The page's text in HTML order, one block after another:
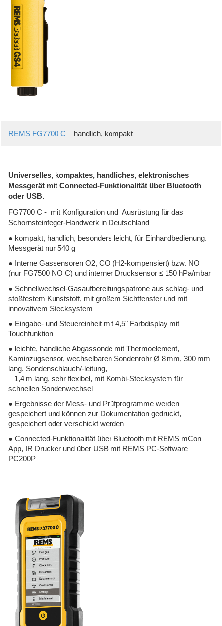
REMS FG7700 C – handlich, kompakt
Universelles, kompaktes, handliches, elektronisches
Messgerät mit Connected-Funktionalität über Bluetooth
oder USB.
FG7700 C - mit Konfiguration und Ausrüstung für das
Schornsteinfeger-Handwerk in Deutschland
● kompakt, handlich, besonders leicht, für Einhandbedienung.
Messgerät nur 540 g
● Interne Gassensoren O2, CO (H2-kompensiert) bzw. NO
(nur FG7500 NO C) und interner Drucksensor ≤ 150 hPa/mbar
● Schnellwechsel-Gasaufbereitungspatrone aus schlag- und
stoßfestem Kunststoff, mit großem Sichtfenster und mit
innovativem Stecksystem
● Eingabe- und Steuereinheit mit 4,5" Farbdisplay mit
Touchfunktion
● leichte, handliche Abgassonde mit Thermoelement,
Kaminzugsensor, wechselbaren Sondenrohr Ø 8 mm, 300 mm
lang. Sondenschlauch/-leitung,
1,4 m lang, sehr flexibel, mit Kombi-Stecksystem für
schnellen Sondenwechsel
● Ergebnisse der Mess- und Prüfprogramme werden
gespeichert und können zur Dokumentation gedruckt,
gespeichert oder verschickt werden
● Connected-Funktionalität über Bluetooth mit REMS mCon
App, IR Drucker und über USB mit REMS PC-Software
PC200P